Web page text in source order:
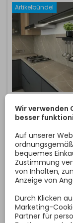
von 157 mm. Er
von unten in das
Profil
Regal
Artikelbündel
II 600 MM /
Küchen-Set
eleganter
Ausführung
praktische
Organisation
Küchenraums.
minimalistische
passt sowohl in
als auch in
Preis
105,47 €/
In den
Wir verwenden
besser
Auf unserer
bequemes
Zustimmung
von Inhalten,
Anzeige von
Durch Klicken
Marketing-
Partner für